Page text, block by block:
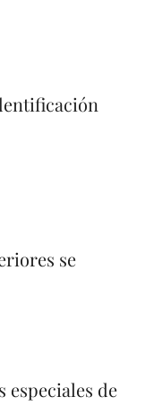
se
especiales de